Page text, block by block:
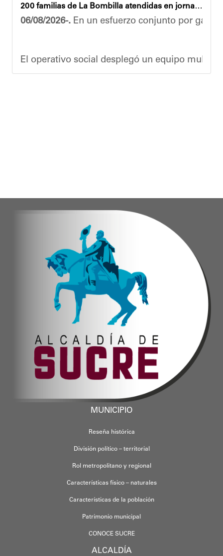
200 familias de La Bombilla atendidas en jornada integral
06/08/2026-. En un esfuerzo conjunto por
El operativo social desplegó un equipo
MUNICIPIO
Reseña histórica
División político – territorial
Rol metropolitano y regional
Características físico – naturales
Características de la población
Patrimonio municipal
CONOCE SUCRE
ALCALDÍA